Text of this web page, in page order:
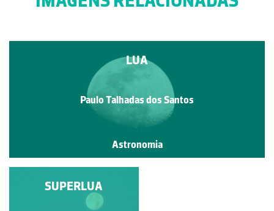
LUA
Paulo Talhadas dos Santos
Astronomia
LUA
SUPERLUA